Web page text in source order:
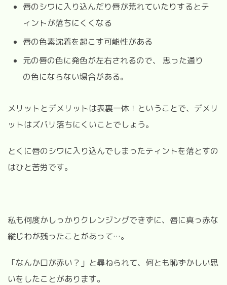
唇のシワに入り込んだり唇が荒れていたりするとテ
ィントが落ちにくくなる
唇の色素沈着を起こす可能性がある
元の唇の色に発色が左右されるので、 思った通り
の色にならない場合がある。
メリットとデメリットは表裏一体！ということで、デメリ
ットはズバリ落ちにくいことでしょう。
とくに唇のシワに入り込んでしまったティントを落とすの
はひと苦労です。
私も何度かしっかりクレンジングできずに、唇に真っ赤な
縦じわが残ったことがあって…。
「なんか口が赤い？」と尋ねられて、何とも恥ずかしい思
いをしたことがあります。